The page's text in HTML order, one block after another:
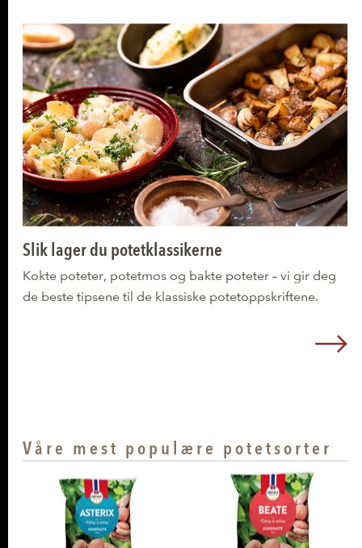
Slik lager du potetklassikerne
Kokte poteter, potetmos og bakte poteter – vi gir deg
de beste tipsene til de klassiske potetoppskriftene.
Våre mest populære potetsorter